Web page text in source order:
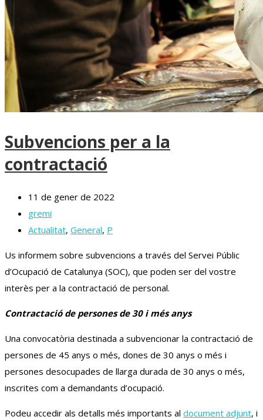
Subvencions per a la
contractació
11 de gener de 2022
gremi
Actualitat, General, P
Us informem sobre subvencions a través del Servei Públic
d’Ocupació de Catalunya (SOC), que poden ser del vostre
interès per a la contractació de personal.
Contractació de persones de 30 i més anys
Una convocatòria destinada a subvencionar la contractació de
persones de 45 anys o més, dones de 30 anys o més i
persones desocupades de llarga durada de 30 anys o més,
inscrites com a demandants d’ocupació.
Podeu accedir als detalls més importants al document adjunt, i